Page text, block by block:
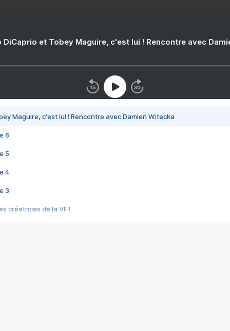
DiCaprio et Tobey Maguire, c'est lui ! Rencontre avec
Maguire, c'est lui ! Rencontre avec Damien Witecka
6
5
4
3
créatrices de la VF !